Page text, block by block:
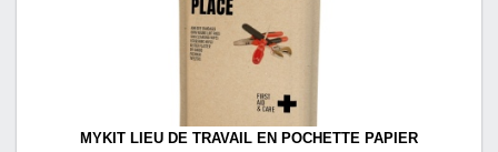
MYKIT LIEU DE TRAVAIL EN POCHETTE PAPIER